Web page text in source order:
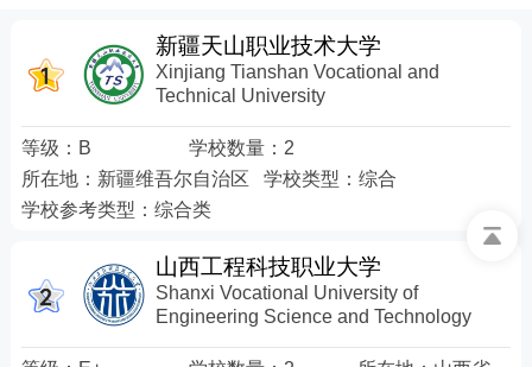
新疆天山职业技术大学
Xinjiang Tianshan Vocational and
Technical University
等级： B 学校数量： 2
所在地： 新疆维吾尔自治区 学校类型： 综合
学校参考类型： 综合类
山西工程科技职业大学
Shanxi Vocational University of
Engineering Science and Technology